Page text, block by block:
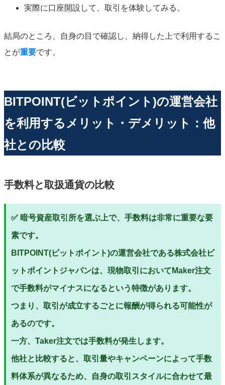
実際に口座開設して、取引を体験してみる。
結局のところ、自身の目で確認し、納得した上で利用するこ
とが重要です。
BITPOINT(ビットポイント)の運営会社
を利用するメリット・デメリット：他
社との比較
手数料と取扱通貨の比較
✅ 暗号資産取引所を選ぶ上で、手数料は非常に重要な要
素です。
BITPOINT(ビットポイント)の運営会社である株式会社ビ
ットポイントジャパンは、現物取引においてMaker注文
で手数料がマイナスになるという特徴があります。
つまり、取引が成立するごとに報酬が得られる可能性が
あるのです。
一方、Taker注文では手数料が発生します。
他社と比較すると、取引量やキャンペーンによって手数
料体系が異なるため、自身の取引スタイルに合わせて最